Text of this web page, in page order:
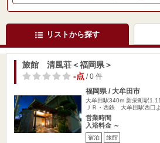
リストから探す
旅館 清風荘＜福岡県＞
-点/ 0 件
福岡県 / 大牟田市
大牟田駅340m 新栄町駅
ＪＲ・西鉄 大牟田駅西口
営業時間
入浴料金 ～
宿泊 旅館